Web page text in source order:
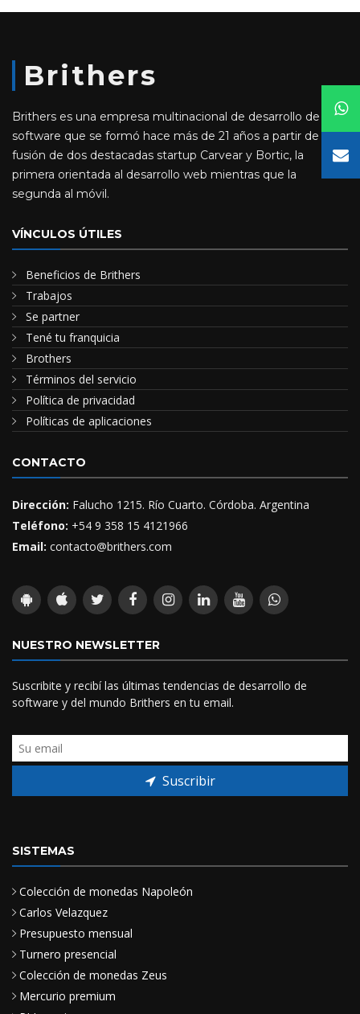
Brithers
Brithers es una empresa multinacional de desarrollo de
software que se formó hace más de 21 años a partir de la
fusión de dos destacadas startup Carvear y Bortic, la
primera orientada al desarrollo web mientras que la
segunda al móvil.
VÍNCULOS ÚTILES
Beneficios de Brithers
Trabajos
Se partner
Tené tu franquicia
Brothers
Términos del servicio
Política de privacidad
Políticas de aplicaciones
CONTACTO
Dirección: Falucho 1215. Río Cuarto. Córdoba. Argentina
Teléfono: +54 9 358 15 4121966
Email: contacto@brithers.com
NUESTRO NEWSLETTER
Suscribite y recibí las últimas tendencias de desarrollo de
software y del mundo Brithers en tu email.
Suscribir
SISTEMAS
Colección de monedas Napoleón
Carlos Velazquez
Presupuesto mensual
Turnero presencial
Colección de monedas Zeus
Mercurio premium